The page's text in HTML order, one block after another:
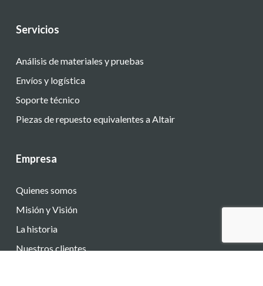
Servicios
Análisis de materiales y pruebas
Envíos y logística
Soporte técnico
Piezas de repuesto equivalentes a Altair
Empresa
Quienes somos
Misión y Visión
La historia
Nuestros clientes